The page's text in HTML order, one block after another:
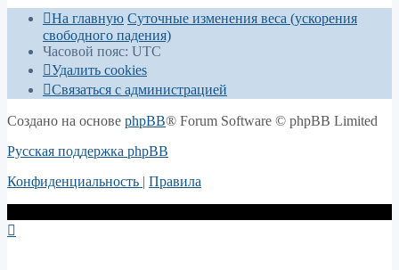
На главную Суточные изменения веса (ускорения
свободного падения)
Часовой пояс: UTC
Удалить cookies
Связаться с администрацией
Создано на основе phpBB® Forum Software © phpBB Limited
Русская поддержка phpBB
Конфиденциальность
Правила